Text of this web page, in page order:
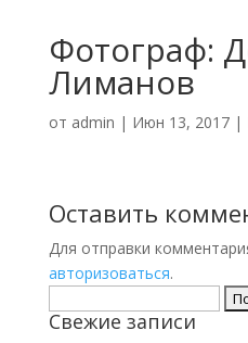
Фотограф:
Лиманов
от admin | Июн 13, 2017|
Оставить
Для отправки
авторизоваться.
Свежие записи